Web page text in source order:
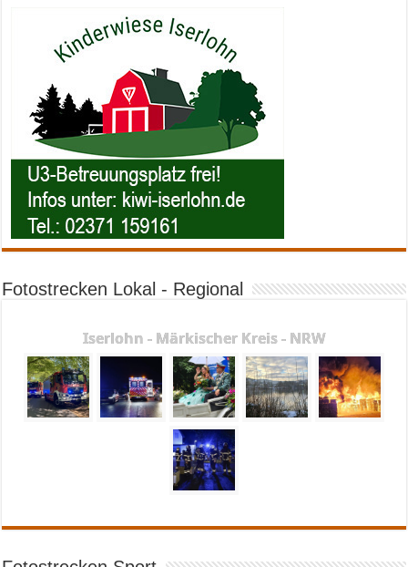
Fotostrecken Lokal - Regional
Iserlohn - Märkischer Kreis - NRW